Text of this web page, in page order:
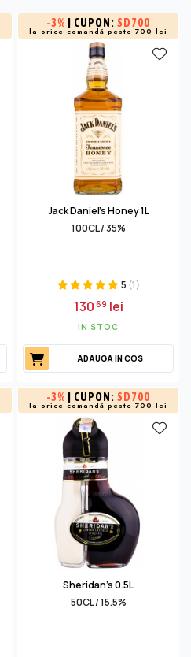
-3% | CUPON: SD700
la orice comandă peste 700 lei
Jack Daniel's Honey 1L
100CL / 35%
5 (1)
13069 lei
IN STOC
ADAUGA IN COS
-3% | CUPON: SD700
la orice comandă peste 700 lei
Sheridan's 0.5L
50CL / 15.5%